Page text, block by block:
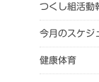
つくし組活動
今月のスケジ
健康体育